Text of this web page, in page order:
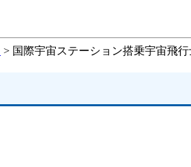
> 国際宇宙ステーション搭乗宇宙飛